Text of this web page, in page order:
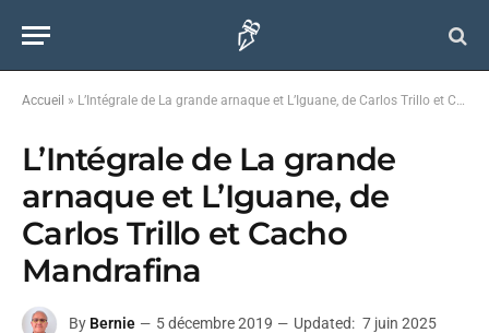
Accueil » L’Intégrale de La grande arnaque et L’Iguane, de Carlos Trillo et Cacho Mandrafina
L’Intégrale de La grande
arnaque et L’Iguane, de
Carlos Trillo et Cacho
Mandrafina
By Bernie 5 décembre 2019 Updated: 7 juin 2025